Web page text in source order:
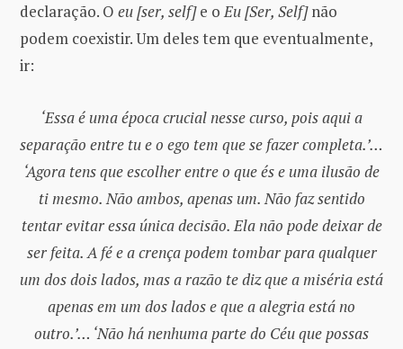
declaração. O eu [ser, self]e oEu [Ser, Self]não
podem coexistir. Um deles tem que eventualmente,
ir:
‘Essa é uma época crucial nesse curso, pois aqui a
separação entre tu e o ego tem que se fazer completa.’…
‘Agora tens que escolher entre o que és e uma ilusão de
ti mesmo. Não ambos, apenas um. Não faz sentido
tentar evitar essa única decisão. Ela não pode deixar de
ser feita. A fé e a crença podem tombar para qualquer
um dos dois lados, mas a razão te diz que a miséria está
apenas em um dos lados e que a alegria está no
outro.’… ‘Não há nenhuma parte do Céu que possas